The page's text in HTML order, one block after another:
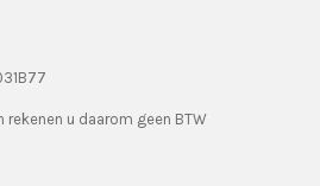
rekenen u daarom geen BTW